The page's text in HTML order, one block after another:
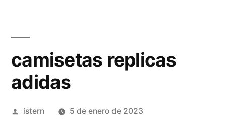
camisetas replicas
adidas
Publicado
istern 5 de enero de 2023